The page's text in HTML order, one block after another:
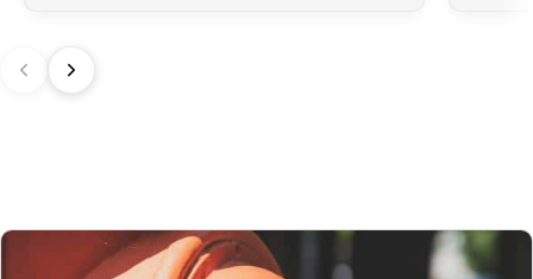
soit la valeur déclarée.
Pour les commandesdépassant 1 000 AUD, en plus de la GST,